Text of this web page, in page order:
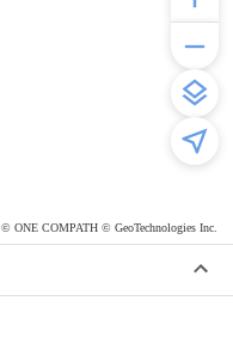
© ONE COMPATH © GeoTechnologies Inc.